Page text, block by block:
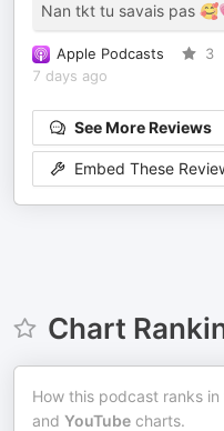
Nan tkt tu savais pas
Apple Podcasts 3
7 days ago
See More Reviews
Embed These
Chart
How this podcast ranks in
and YouTube charts.